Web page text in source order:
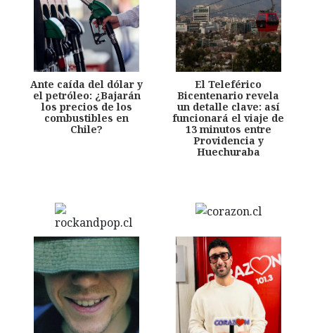
Ante caída del dólar y
el petróleo: ¿Bajarán
los precios de los
combustibles en
Chile?
El Teleférico
Bicentenario revela
un detalle clave: así
funcionará el viaje de
13 minutos entre
Providencia y
Huechuraba